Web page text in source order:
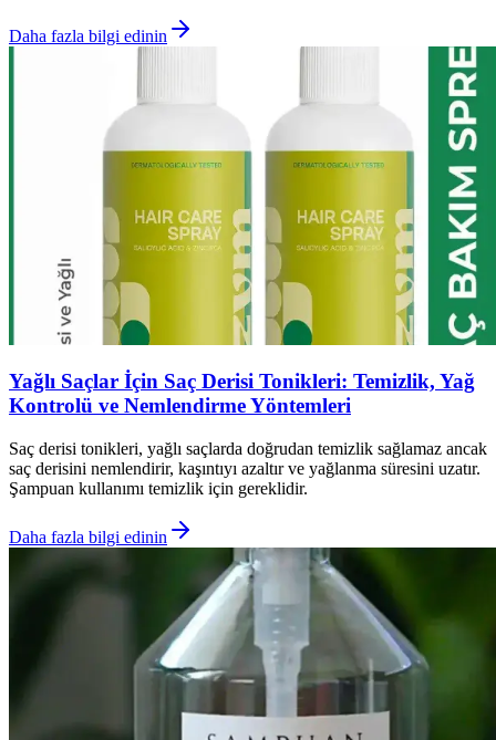
Daha fazla bilgi edinin
Yağlı Saçlar İçin Saç Derisi Tonikleri: Temizlik, Yağ
Kontrolü ve Nemlendirme Yöntemleri
Saç derisi tonikleri, yağlı saçlarda doğrudan temizlik sağlamaz ancak
saç derisini nemlendirir, kaşıntıyı azaltır ve yağlanma süresini uzatır.
Şampuan kullanımı temizlik için gereklidir.
Daha fazla bilgi edinin